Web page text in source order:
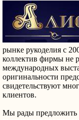
рынке рукоделия с
коллектив фирмы не
международных
оригинальности
свидетельствуют
клиентов.
Мы рады предложить